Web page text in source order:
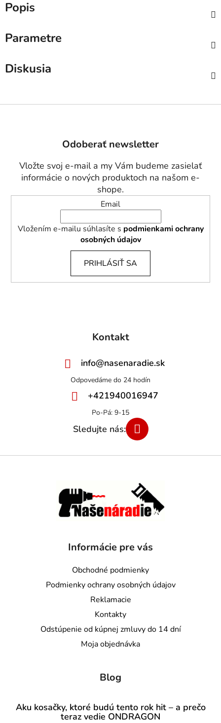
Popis
Parametre
Diskusia
Odoberať newsletter
Vložte svoj e-mail a my Vám budeme zasielať
informácie o nových produktoch na našom e-
shope.
Email
Vložením e-mailu súhlasíte s podmienkami ochrany
osobných údajov
PRIHLÁSIŤ SA
Kontakt
info@nasenaradie.sk
+421940016947
Informácie pre vás
Obchodné podmienky
Podmienky ochrany osobných údajov
Reklamacie
Kontakty
Odstúpenie od kúpnej zmluvy do 14 dní
Moja objednávka
Blog
Aku kosačky, ktoré budú tento rok hit – a prečo
teraz vedie ONDRAGON